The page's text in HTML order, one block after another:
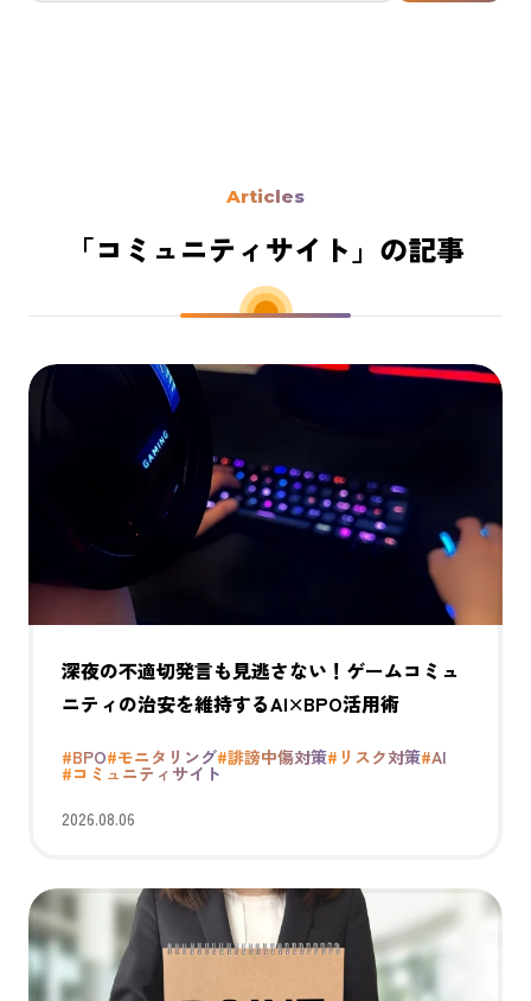
Articles
「コミュニティサイト」の記事
深夜の不適切発言も見逃さない！ゲームコミュ
ニティの治安を維持するAI×BPO活用術
#BPO#モニタリング#誹謗中傷対策#リスク対策#AI
#コミュニティサイト
2026.08.06